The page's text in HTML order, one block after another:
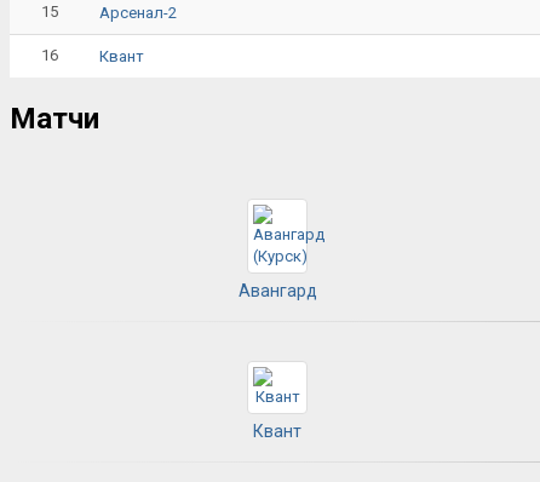
15 Арсенал-2
16 Квант
Матчи
Авангард
Квант